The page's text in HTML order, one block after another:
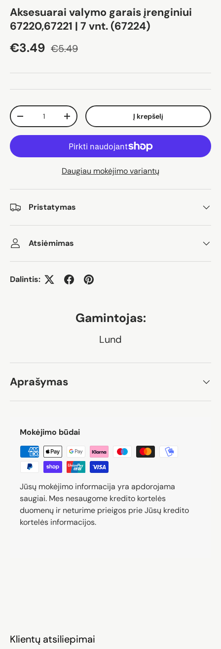
Aksesuarai valymo garais įrenginiui
67220,67221 | 7 vnt. (67224)
Akcijos kaina
€3.49 Įprasta kaina
€5.49
Kiekis
Sumažinti kiekįPadidinti kiekį Į krepšelį
Daugiau mokėjimo variantų
Pristatymas
Atsiėmimas
Dalintis:
Gamintojas:
Lund
Aprašymas
Mokėjimo būdai
Jūsų mokėjimo informacija yra apdorojama
saugiai. Mes nesaugome kredito kortelės
duomenų ir neturime prieigos prie Jūsų kredito
kortelės informacijos.
Klientų atsiliepimai